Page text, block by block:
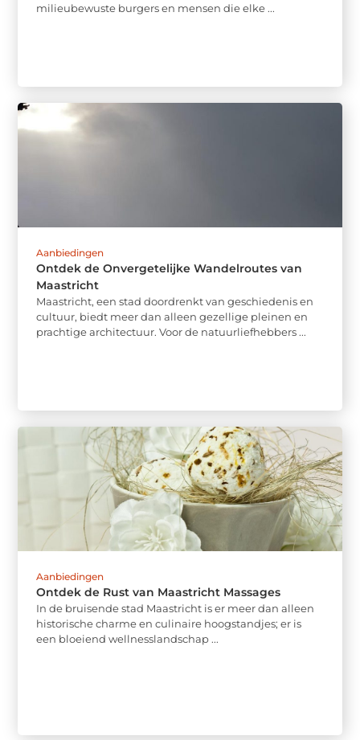
milieubewuste burgers en mensen die elke ...
Aanbiedingen
Ontdek de Onvergetelijke Wandelroutes van
Maastricht
Maastricht, een stad doordrenkt van geschiedenis en
cultuur, biedt meer dan alleen gezellige pleinen en
prachtige architectuur. Voor de natuurliefhebbers ...
Aanbiedingen
Ontdek de Rust van Maastricht Massages
In de bruisende stad Maastricht is er meer dan alleen
historische charme en culinaire hoogstandjes; er is
een bloeiend wellnesslandschap ...